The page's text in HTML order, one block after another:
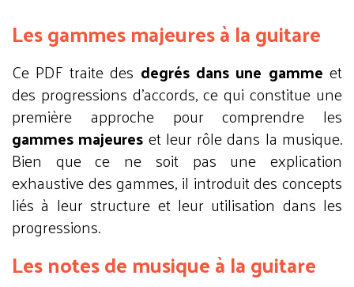
Les gammes majeures à la guitare
Ce PDF traite des degrés dans une gamme et
des progressions d'accords, ce qui constitue une
première approche pour comprendre les
gammes majeureset leur rôle dans la musique.
Bien que ce ne soit pas une explication
exhaustive des gammes, il introduit des concepts
liés à leur structure et leur utilisation dans les
progressions.
Les notes de musique à la guitare